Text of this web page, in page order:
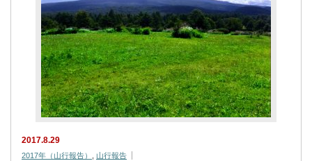
2017.8.29
2017年（山行報告） , 山行報告